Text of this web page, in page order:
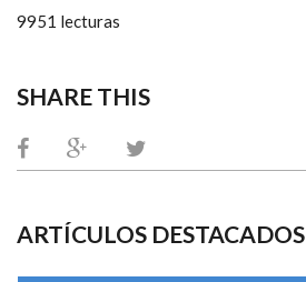
9951 lecturas
SHARE THIS
ARTÍCULOS DESTACADOS